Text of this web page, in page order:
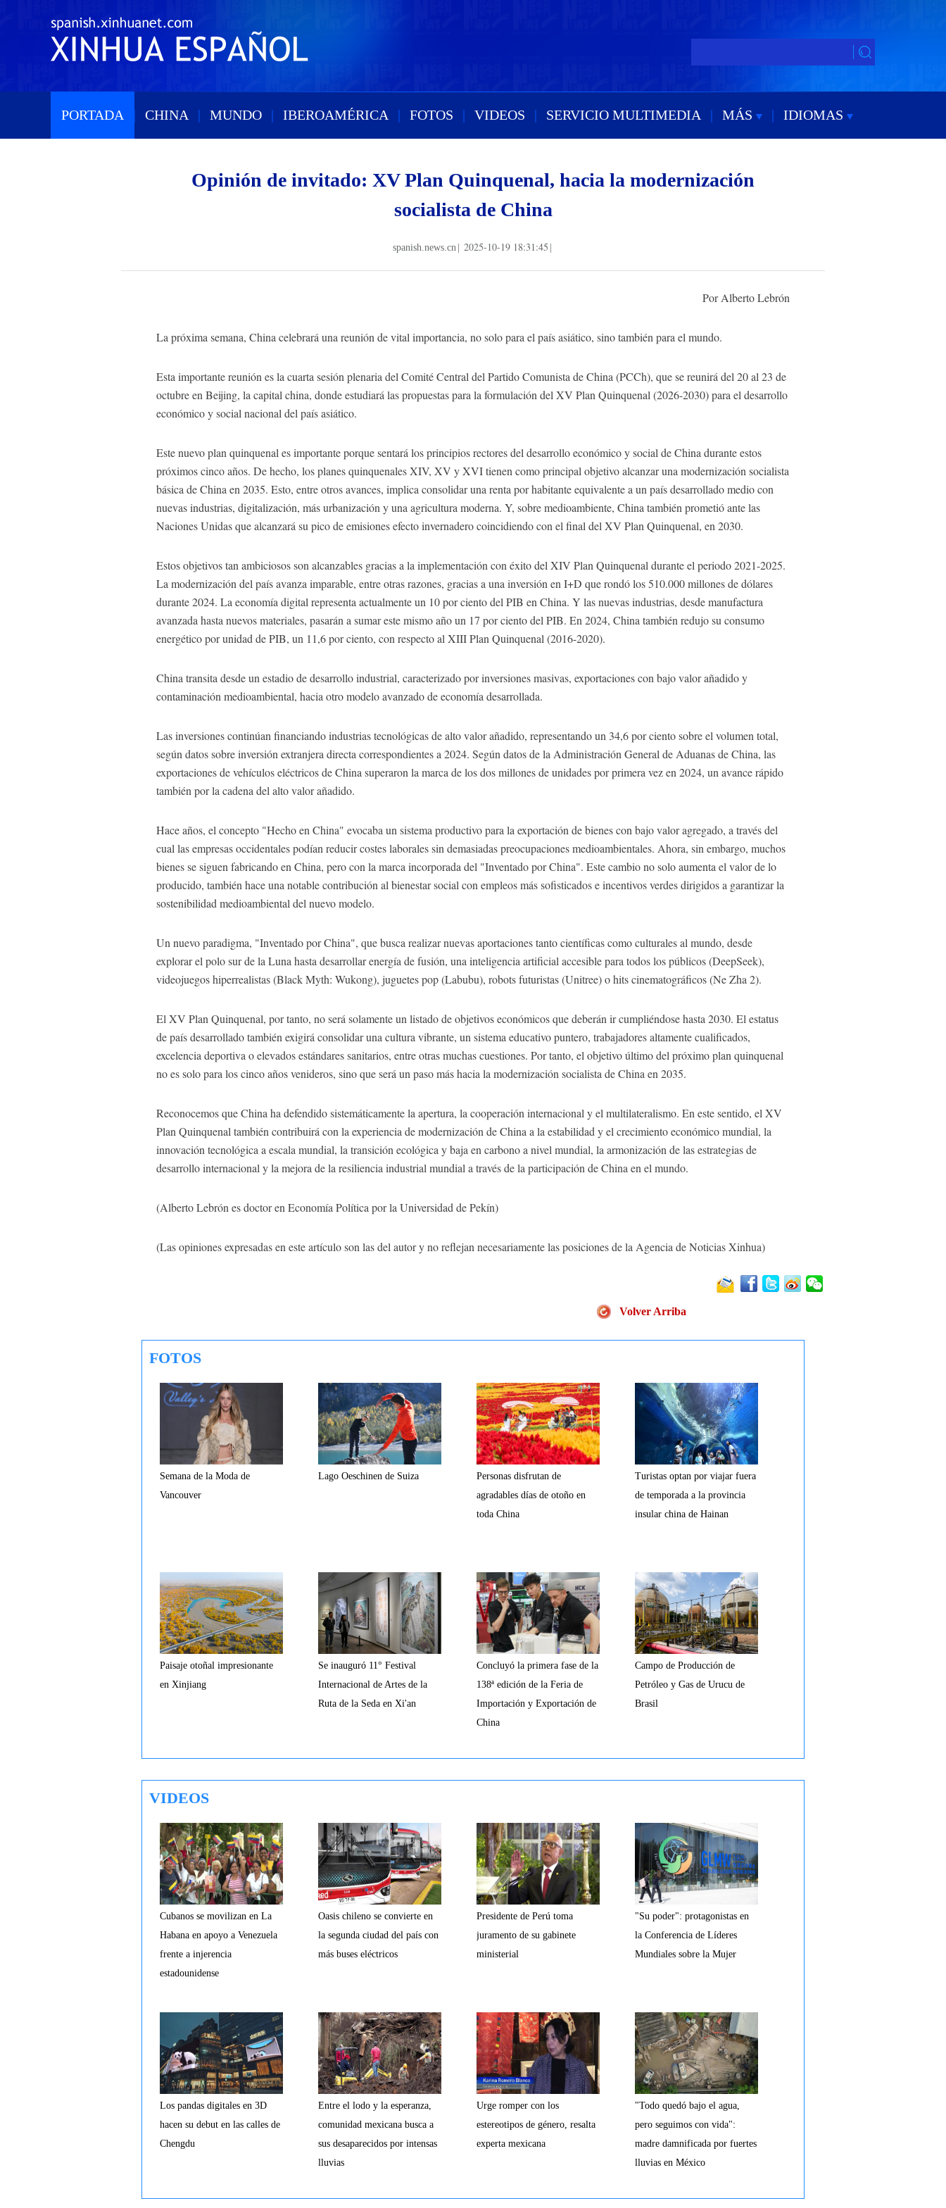
PORTADA | CHINA | MUNDO | IBEROAMÉRICA | FOTOS | VIDEOS | SERVICIO MULTIMEDIA | MÁS | IDIOMAS
Opinión de invitado: XV Plan Quinquenal, hacia la modernización
socialista de China
spanish.news.cn 2025-10-19 18:31:45
Por Alberto Lebrón
La próxima semana, China celebrará una reunión de vital importancia, no solo para el país asiático, sino también para el mundo.
Esta importante reunión es la cuarta sesión plenaria del Comité Central del Partido Comunista de China (PCCh), que se reunirá del 20 al 23 de
octubre en Beijing, la capital china, donde estudiará las propuestas para la formulación del XV Plan Quinquenal (2026-2030) para el desarrollo
económico y social nacional del país asiático.
Este nuevo plan quinquenal es importante porque sentará los principios rectores del desarrollo económico y social de China durante estos
próximos cinco años. De hecho, los planes quinquenales XIV, XV y XVI tienen como principal objetivo alcanzar una modernización socialista
básica de China en 2035. Esto, entre otros avances, implica consolidar una renta por habitante equivalente a un país desarrollado medio con
nuevas industrias, digitalización, más urbanización y una agricultura moderna. Y, sobre medioambiente, China también prometió ante las
Naciones Unidas que alcanzará su pico de emisiones efecto invernadero coincidiendo con el final del XV Plan Quinquenal, en 2030.
Estos objetivos tan ambiciosos son alcanzables gracias a la implementación con éxito del XIV Plan Quinquenal durante el periodo 2021-2025.
La modernización del país avanza imparable, entre otras razones, gracias a una inversión en I+D que rondó los 510.000 millones de dólares
durante 2024. La economía digital representa actualmente un 10 por ciento del PIB en China. Y las nuevas industrias, desde manufactura
avanzada hasta nuevos materiales, pasarán a sumar este mismo año un 17 por ciento del PIB. En 2024, China también redujo su consumo
energético por unidad de PIB, un 11,6 por ciento, con respecto al XIII Plan Quinquenal (2016-2020).
China transita desde un estadio de desarrollo industrial, caracterizado por inversiones masivas, exportaciones con bajo valor añadido y
contaminación medioambiental, hacia otro modelo avanzado de economía desarrollada.
Las inversiones continúan financiando industrias tecnológicas de alto valor añadido, representando un 34,6 por ciento sobre el volumen total,
según datos sobre inversión extranjera directa correspondientes a 2024. Según datos de la Administración General de Aduanas de China, las
exportaciones de vehículos eléctricos de China superaron la marca de los dos millones de unidades por primera vez en 2024, un avance rápido
también por la cadena del alto valor añadido.
Hace años, el concepto "Hecho en China" evocaba un sistema productivo para la exportación de bienes con bajo valor agregado, a través del
cual las empresas occidentales podían reducir costes laborales sin demasiadas preocupaciones medioambientales. Ahora, sin embargo, muchos
bienes se siguen fabricando en China, pero con la marca incorporada del "Inventado por China". Este cambio no solo aumenta el valor de lo
producido, también hace una notable contribución al bienestar social con empleos más sofisticados e incentivos verdes dirigidos a garantizar la
sostenibilidad medioambiental del nuevo modelo.
Un nuevo paradigma, "Inventado por China", que busca realizar nuevas aportaciones tanto científicas como culturales al mundo, desde
explorar el polo sur de la Luna hasta desarrollar energía de fusión, una inteligencia artificial accesible para todos los públicos (DeepSeek),
videojuegos hiperrealistas (Black Myth: Wukong), juguetes pop (Labubu), robots futuristas (Unitree) o hits cinematográficos (Ne Zha 2).
El XV Plan Quinquenal, por tanto, no será solamente un listado de objetivos económicos que deberán ir cumpliéndose hasta 2030. El estatus
de país desarrollado también exigirá consolidar una cultura vibrante, un sistema educativo puntero, trabajadores altamente cualificados,
excelencia deportiva o elevados estándares sanitarios, entre otras muchas cuestiones. Por tanto, el objetivo último del próximo plan quinquenal
no es solo para los cinco años venideros, sino que será un paso más hacia la modernización socialista de China en 2035.
Reconocemos que China ha defendido sistemáticamente la apertura, la cooperación internacional y el multilateralismo. En este sentido, el XV
Plan Quinquenal también contribuirá con la experiencia de modernización de China a la estabilidad y el crecimiento económico mundial, la
innovación tecnológica a escala mundial, la transición ecológica y baja en carbono a nivel mundial, la armonización de las estrategias de
desarrollo internacional y la mejora de la resiliencia industrial mundial a través de la participación de China en el mundo.
(Alberto Lebrón es doctor en Economía Política por la Universidad de Pekín)
(Las opiniones expresadas en este artículo son las del autor y no reflejan necesariamente las posiciones de la Agencia de Noticias Xinhua)
Volver Arriba
FOTOS
Semana de la Moda de
Vancouver
Lago Oeschinen de Suiza
Personas disfrutan de
agradables días de otoño en
toda China
Turistas optan por viajar fuera
de temporada a la provincia
insular china de Hainan
Paisaje otoñal impresionante
en Xinjiang
Se inauguró 11° Festival
Internacional de Artes de la
Ruta de la Seda en Xi'an
Concluyó la primera fase de la
138ª edición de la Feria de
Importación y Exportación de
China
Campo de Producción de
Petróleo y Gas de Urucu de
Brasil
VIDEOS
Cubanos se movilizan en La
Habana en apoyo a Venezuela
frente a injerencia
estadounidense
Oasis chileno se convierte en
la segunda ciudad del país con
más buses eléctricos
Presidente de Perú toma
juramento de su gabinete
ministerial
"Su poder": protagonistas en
la Conferencia de Líderes
Mundiales sobre la Mujer
Los pandas digitales en 3D
hacen su debut en las calles de
Chengdu
Entre el lodo y la esperanza,
comunidad mexicana busca a
sus desaparecidos por intensas
lluvias
Urge romper con los
estereotipos de género, resalta
experta mexicana
"Todo quedó bajo el agua,
pero seguimos con vida":
madre damnificada por fuertes
lluvias en México